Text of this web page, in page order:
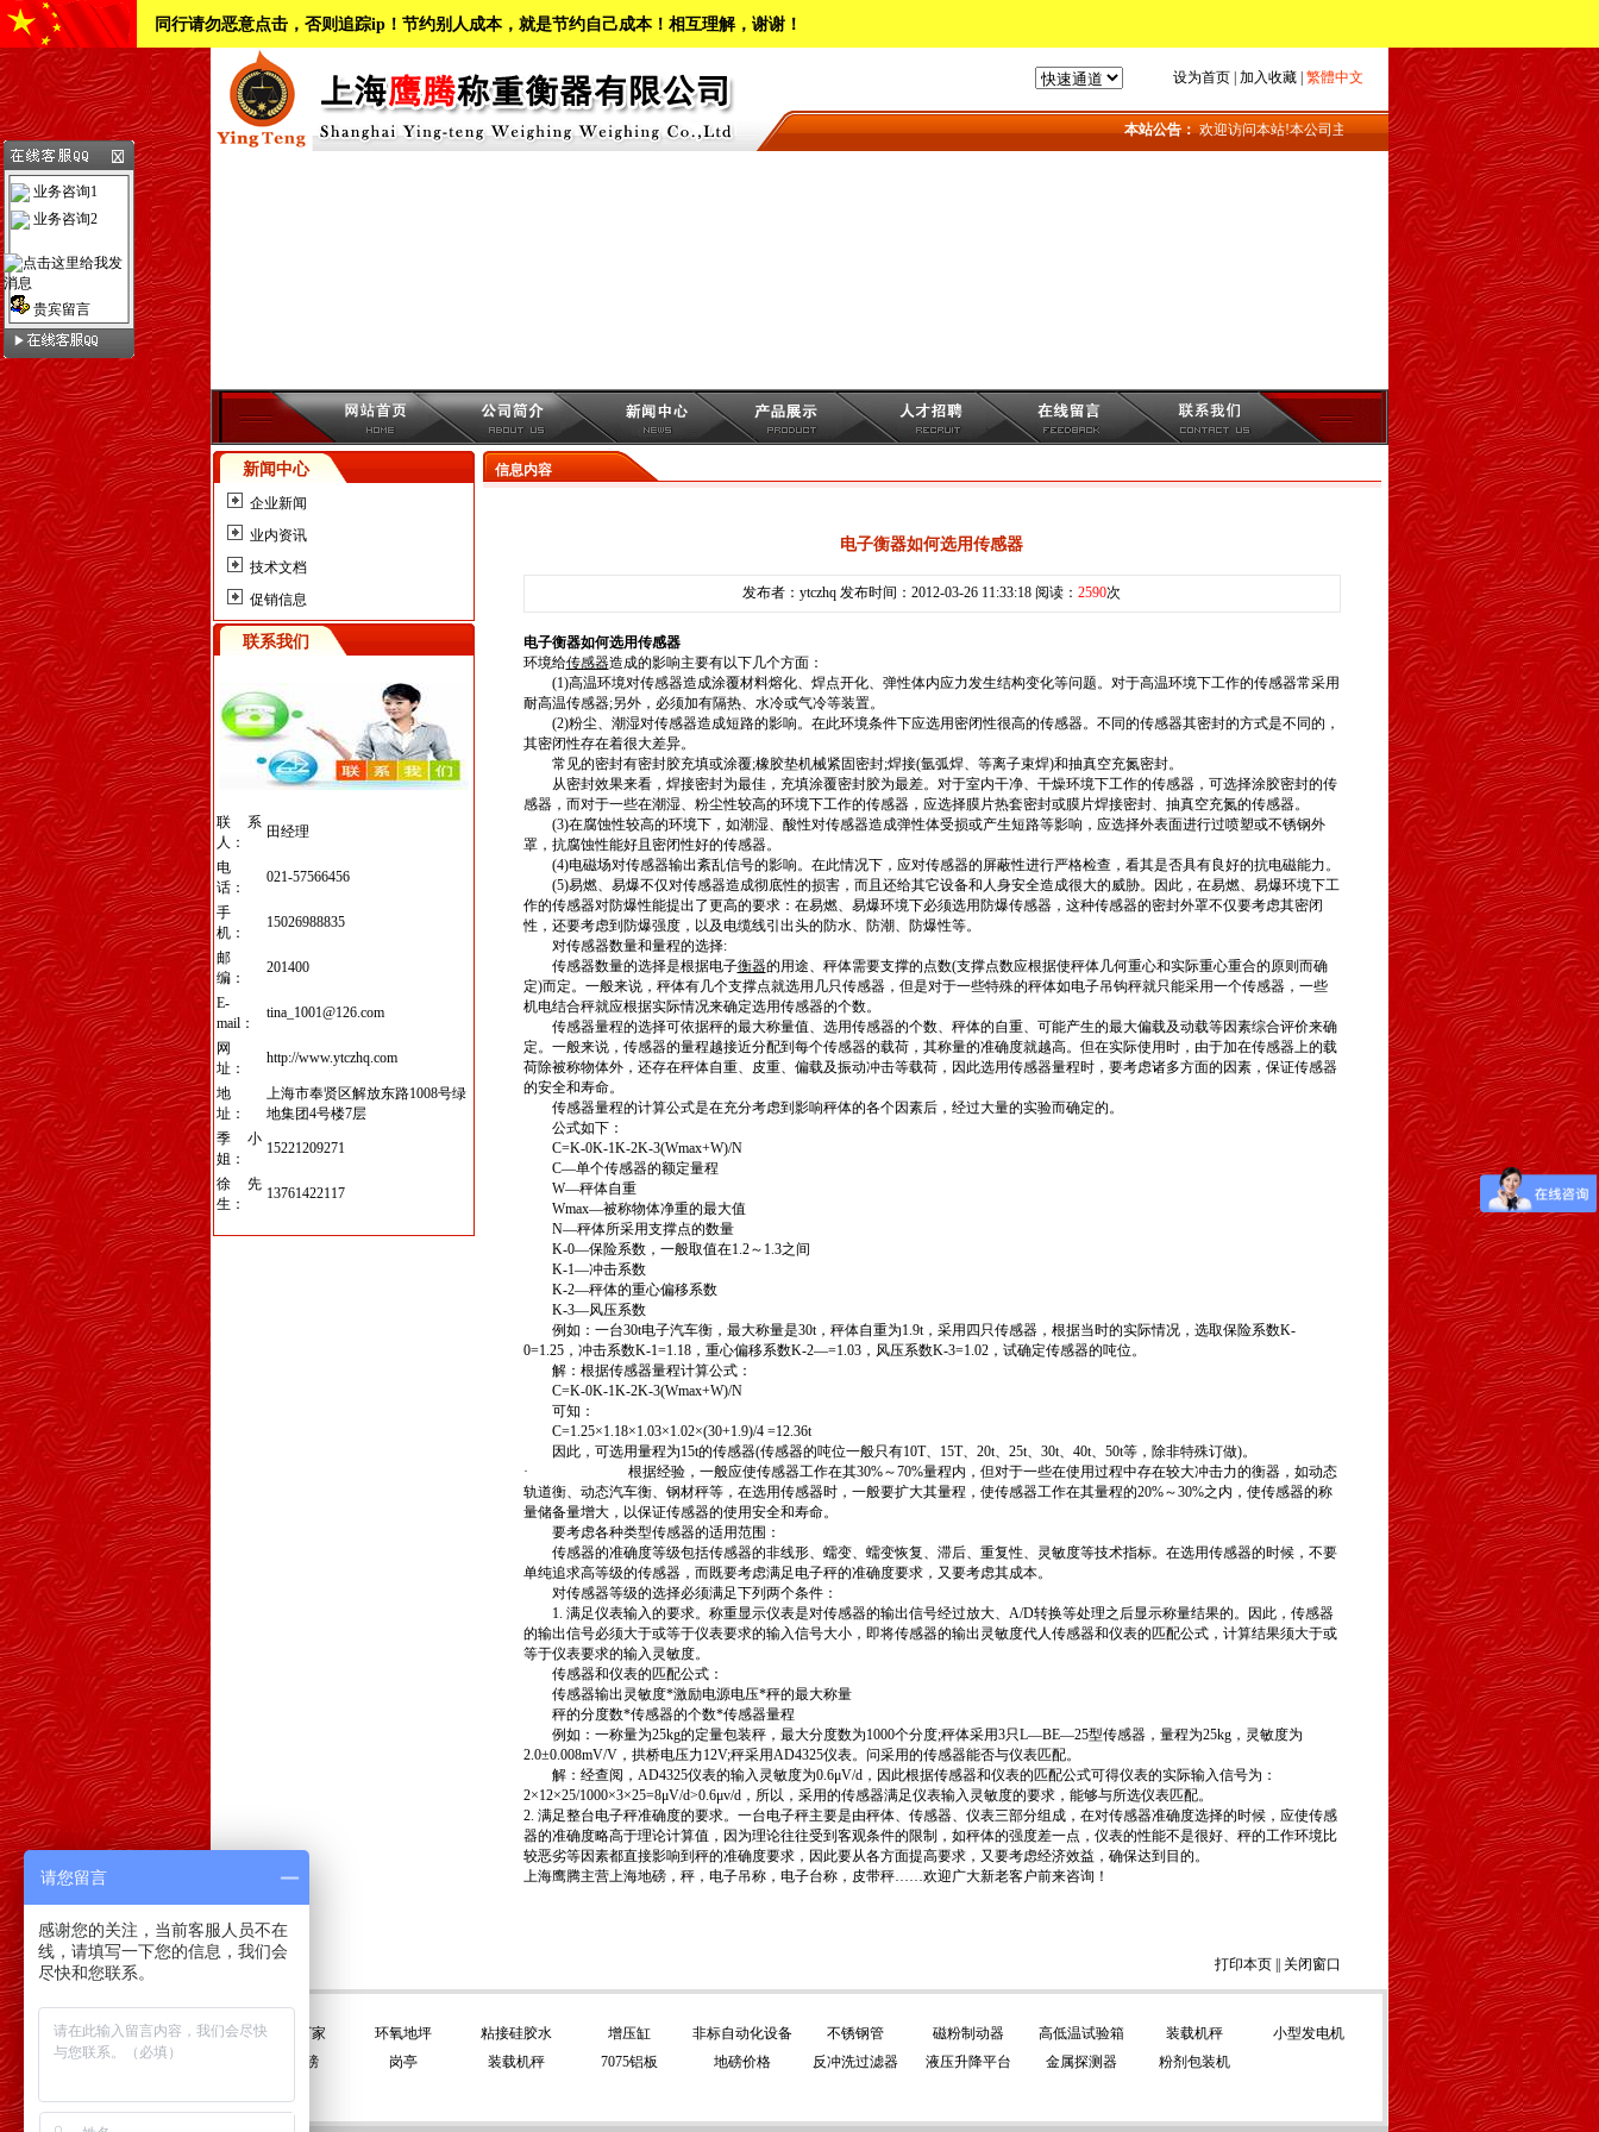
同行请勿恶意点击，否则追踪ip！节约别人成本，就是节约自己成本！相互理解，谢谢！
设为首页| 加入收藏| 繁體中文
本站公告： 欢迎访问本站!本公司主要产品：地磅_上海地磅_地磅维修
新闻中心
企业新闻
业内资讯
技术文档
促销信息
联系我们
联系
人：
田经理
电
话：
021-57566456
手
机：
15026988835
邮
编：
201400
E-
mail：
tina_1001@126.com
网
址：
http://www.ytczhq.com
地
址：
上海市奉贤区解放东路1008号绿
地集团4号楼7层
季小
姐：
15221209271
徐先
生：
13761422117
信息内容
电子衡器如何选用传感器
发布者：ytczhq 发布时间：2012-03-26 11:33:18 阅读： 2590次
电子衡器如何选用传感器
环境给传感器造成的影响主要有以下几个方面：
(1)高温环境对传感器造成涂覆材料熔化、焊点开化、弹性体内应力发生结构变化等问题。对于高温环境下工作的传感器常采用
耐高温传感器;另外，必须加有隔热、水冷或气冷等装置。
(2)粉尘、潮湿对传感器造成短路的影响。在此环境条件下应选用密闭性很高的传感器。不同的传感器其密封的方式是不同的，
其密闭性存在着很大差异。
常见的密封有密封胶充填或涂覆;橡胶垫机械紧固密封;焊接(氩弧焊、等离子束焊)和抽真空充氮密封。
从密封效果来看，焊接密封为最佳，充填涂覆密封胶为最差。对于室内干净、干燥环境下工作的传感器，可选择涂胶密封的传
感器，而对于一些在潮湿、粉尘性较高的环境下工作的传感器，应选择膜片热套密封或膜片焊接密封、抽真空充氮的传感器。
(3)在腐蚀性较高的环境下，如潮湿、酸性对传感器造成弹性体受损或产生短路等影响，应选择外表面进行过喷塑或不锈钢外
罩，抗腐蚀性能好且密闭性好的传感器。
(4)电磁场对传感器输出紊乱信号的影响。在此情况下，应对传感器的屏蔽性进行严格检查，看其是否具有良好的抗电磁能力。
(5)易燃、易爆不仅对传感器造成彻底性的损害，而且还给其它设备和人身安全造成很大的威胁。因此，在易燃、易爆环境下工
作的传感器对防爆性能提出了更高的要求：在易燃、易爆环境下必须选用防爆传感器，这种传感器的密封外罩不仅要考虑其密闭
性，还要考虑到防爆强度，以及电缆线引出头的防水、防潮、防爆性等。
对传感器数量和量程的选择:
传感器数量的选择是根据电子衡器的用途、秤体需要支撑的点数(支撑点数应根据使秤体几何重心和实际重心重合的原则而确
定)而定。一般来说，秤体有几个支撑点就选用几只传感器，但是对于一些特殊的秤体如电子吊钩秤就只能采用一个传感器，一些
机电结合秤就应根据实际情况来确定选用传感器的个数。
传感器量程的选择可依据秤的最大称量值、选用传感器的个数、秤体的自重、可能产生的最大偏载及动载等因素综合评价来确
定。一般来说，传感器的量程越接近分配到每个传感器的载荷，其称量的准确度就越高。但在实际使用时，由于加在传感器上的载
荷除被称物体外，还存在秤体自重、皮重、偏载及振动冲击等载荷，因此选用传感器量程时，要考虑诸多方面的因素，保证传感器
的安全和寿命。
传感器量程的计算公式是在充分考虑到影响秤体的各个因素后，经过大量的实验而确定的。
公式如下：
C=K-0K-1K-2K-3(Wmax+W)/N
C—单个传感器的额定量程
W—秤体自重
Wmax—被称物体净重的最大值
N—秤体所采用支撑点的数量
K-0—保险系数，一般取值在1.2～1.3之间
K-1—冲击系数
K-2—秤体的重心偏移系数
K-3—风压系数
例如：一台30t电子汽车衡，最大称量是30t，秤体自重为1.9t，采用四只传感器，根据当时的实际情况，选取保险系数K-
0=1.25，冲击系数K-1=1.18，重心偏移系数K-2—=1.03，风压系数K-3=1.02，试确定传感器的吨位。
解：根据传感器量程计算公式：
C=K-0K-1K-2K-3(Wmax+W)/N
可知：
C=1.25×1.18×1.03×1.02×(30+1.9)/4 =12.36t
因此，可选用量程为15t的传感器(传感器的吨位一般只有10T、15T、20t、25t、30t、40t、50t等，除非特殊订做)。
· 根据经验，一般应使传感器工作在其30%～70%量程内，但对于一些在使用过程中存在较大冲击力的衡器，如动态
轨道衡、动态汽车衡、钢材秤等，在选用传感器时，一般要扩大其量程，使传感器工作在其量程的20%～30%之内，使传感器的称
量储备量增大，以保证传感器的使用安全和寿命。
要考虑各种类型传感器的适用范围：
传感器的准确度等级包括传感器的非线形、蠕变、蠕变恢复、滞后、重复性、灵敏度等技术指标。在选用传感器的时候，不要
单纯追求高等级的传感器，而既要考虑满足电子秤的准确度要求，又要考虑其成本。
对传感器等级的选择必须满足下列两个条件：
1. 满足仪表输入的要求。称重显示仪表是对传感器的输出信号经过放大、A/D转换等处理之后显示称量结果的。因此，传感器
的输出信号必须大于或等于仪表要求的输入信号大小，即将传感器的输出灵敏度代人传感器和仪表的匹配公式，计算结果须大于或
等于仪表要求的输入灵敏度。
传感器和仪表的匹配公式：
传感器输出灵敏度*激励电源电压*秤的最大称量
秤的分度数*传感器的个数*传感器量程
例如：一称量为25kg的定量包装秤，最大分度数为1000个分度;秤体采用3只L—BE—25型传感器，量程为25kg，灵敏度为
2.0±0.008mV/V，拱桥电压力12V;秤采用AD4325仪表。问采用的传感器能否与仪表匹配。
解：经查阅，AD4325仪表的输入灵敏度为0.6μV/d，因此根据传感器和仪表的匹配公式可得仪表的实际输入信号为：
2×12×25/1000×3×25=8μV/d>0.6μv/d，所以，采用的传感器满足仪表输入灵敏度的要求，能够与所选仪表匹配。
2. 满足整台电子秤准确度的要求。一台电子秤主要是由秤体、传感器、仪表三部分组成，在对传感器准确度选择的时候，应使传感
器的准确度略高于理论计算值，因为理论往往受到客观条件的限制，如秤体的强度差一点，仪表的性能不是很好、秤的工作环境比
较恶劣等因素都直接影响到秤的准确度要求，因此要从各方面提高要求，又要考虑经济效益，确保达到目的。
上海鹰腾主营上海地磅， 秤， 电子吊称， 电子台称， 皮带秤……欢迎广大新老客户前来咨询！
打印本页|| 关闭窗口
业务咨询1
业务咨询2
贵宾留言
友情链接:
平衡门厂家
环氧地坪 粘接硅胶水 增压缸 非标自动化设备 不锈钢管 磁粉制动器 高低温试验箱 装载机秤
小型发电机
电子地磅
岗亭 装载机秤 7075铝板 地磅价格 反冲洗过滤器 液压升降平台 金属探测器 粉剂包装机
请您留言
感谢您的关注，当前客服人员不在
线，请填写一下您的信息，我们会
尽快和您联系。